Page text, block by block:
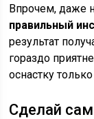
Впрочем, даже
правильный
результат
гораздо
оснастку только
Сделай